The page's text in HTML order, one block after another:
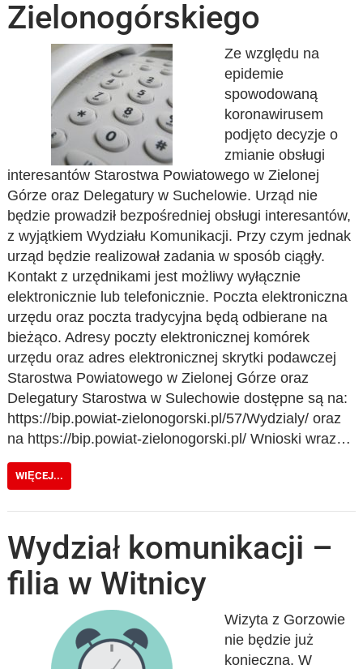
Zielonogórskiego
Ze względu na
epidemie
spowodowaną
koronawirusem
podjęto decyzje o
zmianie obsługi
interesantów Starostwa Powiatowego w Zielonej
Górze oraz Delegatury w Suchelowie. Urząd nie
będzie prowadził bezpośredniej obsługi interesantów,
z wyjątkiem Wydziału Komunikacji. Przy czym jednak
urząd będzie realizował zadania w sposób ciągły.
Kontakt z urzędnikami jest możliwy wyłącznie
elektronicznie lub telefonicznie. Poczta elektroniczna
urzędu oraz poczta tradycyjna będą odbierane na
bieżąco. Adresy poczty elektronicznej komórek
urzędu oraz adres elektronicznej skrytki podawczej
Starostwa Powiatowego w Zielonej Górze oraz
Delegatury Starostwa w Sulechowie dostępne są na:
https://bip.powiat-zielonogorski.pl/57/Wydzialy/ oraz
na https://bip.powiat-zielonogorski.pl/ Wnioski wraz…
WIĘCEJ...
Wydział komunikacji –
filia w Witnicy
Wizyta z Gorzowie
nie będzie już
konieczna. W